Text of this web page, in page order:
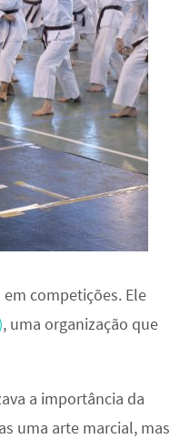
competições. Ele
, uma organização que
a importância da
uma arte marcial, mas